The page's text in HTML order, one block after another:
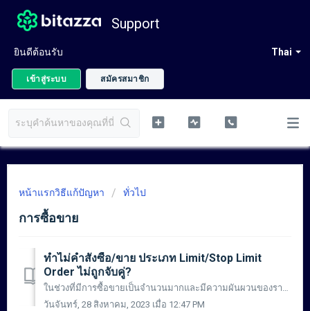
Support
Thai
ยินดีต้อนรับ
เข้าสู่ระบบ สมัครสมาชิก
หน้าแรกวิธีแก้ปัญหา ทั่วไป
การซื้อขาย
ทำไม่คำสั่งซื้อ/ขาย ประเภท Limit/Stop Limit
Order ไม่ถูกจับคู่?
ในช่วงที่มีการซื้อขายเป็นจำนวนมากและมีความผันผวนของราคาสูง ลิมิตออเดอร์ (Limit Orders) ของคุณอาจจะไม่ถูกจับคู่ เนื่องจากราคาที่ตั้งไว้อาจจะแตกต่างจากราคาตลา...
วันจันทร์, 28 สิงหาคม, 2023 เมื่อ 12:47 PM